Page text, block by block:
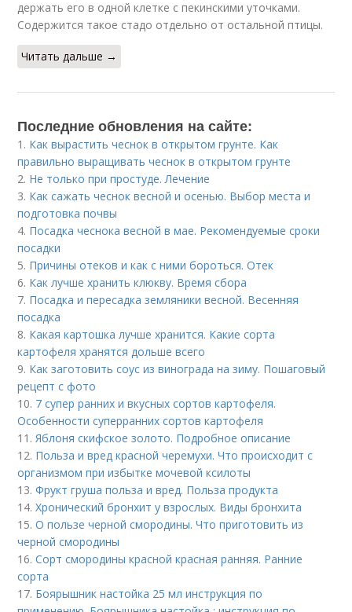
держать его в одной клетке с пекинскими уточками.
Содержится такое стадо отдельно от остальной птицы.
Читать дальше →
Последние обновления на сайте:
1. Как вырастить чеснок в открытом грунте. Как
правильно выращивать чеснок в открытом грунте
2. Не только при простуде. Лечение
3. Как сажать чеснок весной и осенью. Выбор места и
подготовка почвы
4. Посадка чеснока весной в мае. Рекомендуемые сроки
посадки
5. Причины отеков и как с ними бороться. Отек
6. Как лучше хранить клюкву. Время сбора
7. Посадка и пересадка земляники весной. Весенняя
посадка
8. Какая картошка лучше хранится. Какие сорта
картофеля хранятся дольше всего
9. Как заготовить соус из винограда на зиму. Пошаговый
рецепт с фото
10. 7 супер ранних и вкусных сортов картофеля.
Особенности суперранних сортов картофеля
11.Яблоня скифское золото. Подробное описание
12. Польза и вред красной черемухи. Что происходит с
организмом при избытке мочевой ксилоты
13.Фрукт груша польза и вред. Польза продукта
14.Хронический бронхит у взрослых. Виды бронхита
15.О пользе черной смородины. Что приготовить из
черной смородины
16.Сорт смородины красной красная ранняя. Ранние
сорта
17. Боярышник настойка 25 мл инструкция по